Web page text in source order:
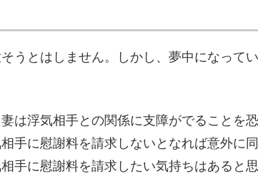
うとはしません。しかし、夢中になってい
は浮気相手との関係に支障がでることを恐
手に慰謝料を請求しないとなれば意外に同
手に慰謝料を請求したい気持ちはあると思